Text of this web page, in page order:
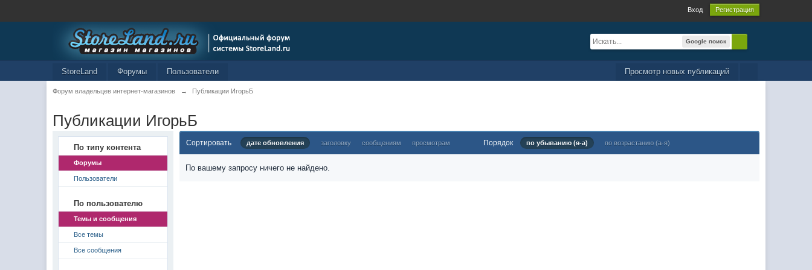
Вход Регистрация
Google поиск
Просмотр новых публикаций
StoreLand Форумы Пользователи
Форум владельцев интернет-магазинов → Публикации ИгорьБ
Публикации ИгорьБ
По типу контента
Форумы
Пользователи
По пользователю
Темы и сообщения
Все темы
Все сообщения
Сортировать дате обновления заголовку сообщениям просмотрам Порядок по убыванию (я-а) по возрастанию (а-я)
По вашему запросу ничего не найдено.